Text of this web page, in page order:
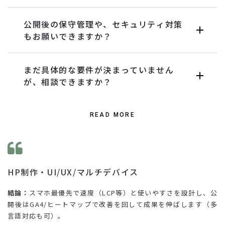
公開後の保守管理や、セキュリティ対策
もお願いできますか？
まだ具体的な要件が決まっていません
が、相談できますか？
READ MORE
HP制作・UI/UX/マルチデバイス
結論： スマホ最優先で速度（LCP等）と使いやすさを設計し、公
開後はGA4/ヒートマップで改善を回して成果を伸ばします（多
言語対応も可）。